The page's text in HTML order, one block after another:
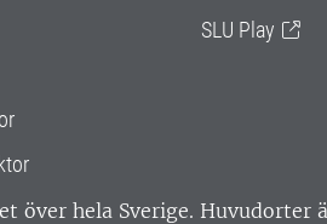
SLU Play
över hela Sverige. Huvudorter